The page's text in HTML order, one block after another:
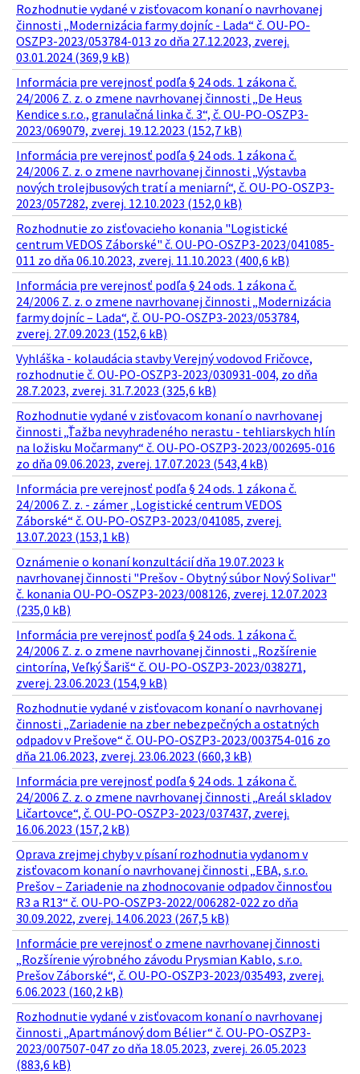
Rozhodnutie vydané v zisťovacom konaní o navrhovanej
činnosti „Modernizácia farmy dojníc - Lada“ č. OU-PO-
OSZP3-2023/053784-013 zo dňa 27.12.2023, zverej.
03.01.2024 (369,9 kB)
Informácia pre verejnosť podľa § 24 ods. 1 zákona č.
24/2006 Z. z. o zmene navrhovanej činnosti „De Heus
Kendice s.r.o., granulačná linka č. 3“, č. OU-PO-OSZP3-
2023/069079, zverej. 19.12.2023 (152,7 kB)
Informácia pre verejnosť podľa § 24 ods. 1 zákona č.
24/2006 Z. z. o zmene navrhovanej činnosti „Výstavba
nových trolejbusových tratí a meniarní“, č. OU-PO-OSZP3-
2023/057282, zverej. 12.10.2023 (152,0 kB)
Rozhodnutie zo zisťovacieho konania "Logistické
centrum VEDOS Záborské" č. OU-PO-OSZP3-2023/041085-
011 zo dňa 06.10.2023, zverej. 11.10.2023 (400,6 kB)
Informácia pre verejnosť podľa § 24 ods. 1 zákona č.
24/2006 Z. z. o zmene navrhovanej činnosti „Modernizácia
farmy dojníc – Lada“, č. OU-PO-OSZP3-2023/053784,
zverej. 27.09.2023 (152,6 kB)
Vyhláška - kolaudácia stavby Verejný vodovod Fričovce,
rozhodnutie č. OU-PO-OSZP3-2023/030931-004, zo dňa
28.7.2023, zverej. 31.7.2023 (325,6 kB)
Rozhodnutie vydané v zisťovacom konaní o navrhovanej
činnosti „Ťažba nevyhradeného nerastu - tehliarskych hlín
na ložisku Močarmany“ č. OU-PO-OSZP3-2023/002695-016
zo dňa 09.06.2023, zverej. 17.07.2023 (543,4 kB)
Informácia pre verejnosť podľa § 24 ods. 1 zákona č.
24/2006 Z. z. - zámer „Logistické centrum VEDOS
Záborské“ č. OU-PO-OSZP3-2023/041085, zverej.
13.07.2023 (153,1 kB)
Oznámenie o konaní konzultácií dňa 19.07.2023 k
navrhovanej činnosti "Prešov - Obytný súbor Nový Solivar"
č. konania OU-PO-OSZP3-2023/008126, zverej. 12.07.2023
(235,0 kB)
Informácia pre verejnosť podľa § 24 ods. 1 zákona č.
24/2006 Z. z. o zmene navrhovanej činnosti „Rozšírenie
cintorína, Veľký Šariš“ č. OU-PO-OSZP3-2023/038271,
zverej. 23.06.2023 (154,9 kB)
Rozhodnutie vydané v zisťovacom konaní o navrhovanej
činnosti „Zariadenie na zber nebezpečných a ostatných
odpadov v Prešove“ č. OU-PO-OSZP3-2023/003754-016 zo
dňa 21.06.2023, zverej. 23.06.2023 (660,3 kB)
Informácia pre verejnosť podľa § 24 ods. 1 zákona č.
24/2006 Z. z. o zmene navrhovanej činnosti „Areál skladov
Ličartovce“, č. OU-PO-OSZP3-2023/037437, zverej.
16.06.2023 (157,2 kB)
Oprava zrejmej chyby v písaní rozhodnutia vydanom v
zisťovacom konaní o navrhovanej činnosti „EBA, s.r.o.
Prešov – Zariadenie na zhodnocovanie odpadov činnosťou
R3 a R13“ č. OU-PO-OSZP3-2022/006282-022 zo dňa
30.09.2022, zverej. 14.06.2023 (267,5 kB)
Informácie pre verejnosť o zmene navrhovanej činnosti
„Rozšírenie výrobného závodu Prysmian Kablo, s.r.o.
Prešov Záborské“, č. OU-PO-OSZP3-2023/035493, zverej.
6.06.2023 (160,2 kB)
Rozhodnutie vydané v zisťovacom konaní o navrhovanej
činnosti „Apartmánový dom Bélier“ č. OU-PO-OSZP3-
2023/007507-047 zo dňa 18.05.2023, zverej. 26.05.2023
(883,6 kB)